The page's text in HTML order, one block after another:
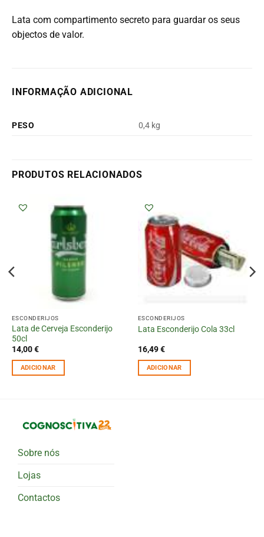
Lata com compartimento secreto para guardar os seus
objectos de valor.
INFORMAÇÃO ADICIONAL
PESO 0,4 kg
PRODUTOS RELACIONADOS
ESCONDERIJOS
Lata de Cerveja Esconderijo
50cl
14,00€
ADICIONAR
ESCONDERIJOS
Lata Esconderijo Cola 33cl
16,49€
ADICIONAR
Sobre nós
Lojas
Contactos